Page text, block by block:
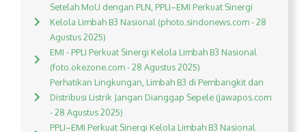
Setelah MoU dengan PLN, PPLI–EMI Perkuat Sinergi
Kelola Limbah B3 Nasional (photo.sindonews.com - 28
Agustus 2025)
EMI - PPLI Perkuat Sinergi Kelola Limbah B3 Nasional
(foto.okezone.com - 28 Agustus 2025)
Perhatikan Lingkungan, Limbah B3 di Pembangkit dan
Distribusi Listrik Jangan Dianggap Sepele (jawapos.com
- 28 Agustus 2025)
PPLI–EMI Perkuat Sinergi Kelola Limbah B3 Nasional